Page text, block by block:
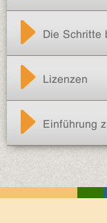
Die Schritte
Lizenzen
Einführung